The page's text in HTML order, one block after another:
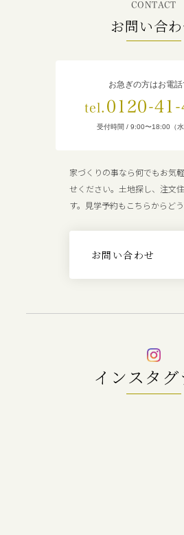
インスタグ
CONTACT
お問い合
お急ぎの方はお電話
tel. 0120-
受付時間 / 9:00〜18:00（水
家づくりの事なら何でもお気
せください。土地探し、注文
す。見学予約もこちらからどう
お問い合わせ